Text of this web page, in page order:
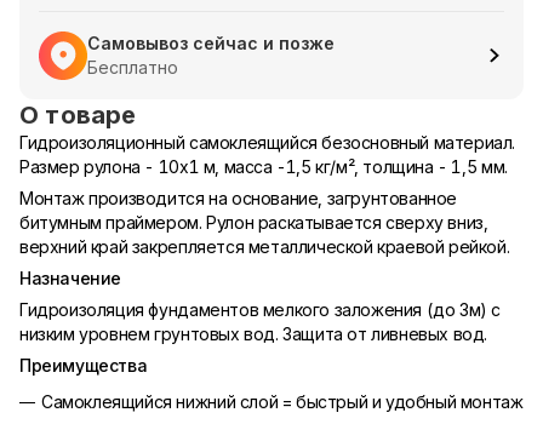
Самовывоз сейчас и позже
Бесплатно
О товаре
Гидроизоляционный самоклеящийся безосновный материал.
Размер рулона - 10х1 м, масса -1,5 кг/м², толщина - 1,5 мм.
Монтаж производится на основание, загрунтованное
битумным праймером. Рулон раскатывается сверху вниз,
верхний край закрепляется металлической краевой рейкой.
Назначение
Гидроизоляция фундаментов мелкого заложения (до 3м) с
низким уровнем грунтовых вод. Защита от ливневых вод.
Преимущества
Самоклеящийся нижний слой = быстрый и удобный монтаж